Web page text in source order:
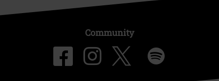
Community